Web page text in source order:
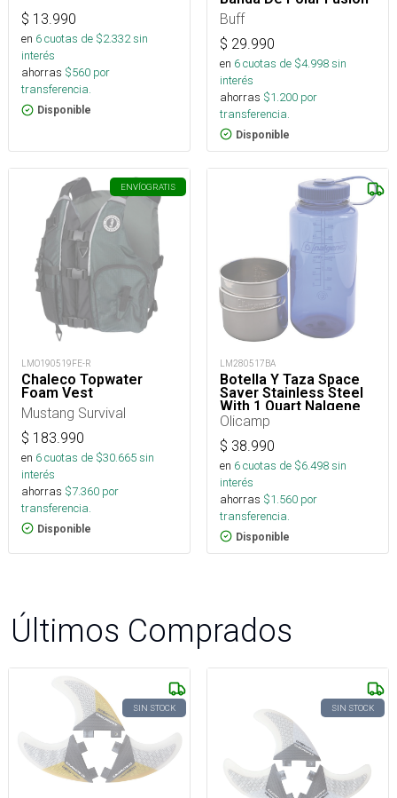
$ 13.990
en 6cuotas de $2.332sin
interés
ahorras $560 por
transferencia.
Disponible
Buff
$ 29.990
en 6cuotas de $4.998sin
interés
ahorras $1.200 por
transferencia.
Disponible
ENVÍOGRATIS
LMO190519FE-R
Chaleco Topwater
Foam Vest
Mustang Survival
$ 183.990
en 6cuotas de $30.665sin
interés
ahorras $7.360 por
transferencia.
Disponible
LM280517BA
Botella Y Taza Space
Saver Stainless Steel
With 1 Quart Nalgene
Olicamp
$ 38.990
en 6cuotas de $6.498sin
interés
ahorras $1.560 por
transferencia.
Disponible
Últimos Comprados
SIN STOCK SIN STOCK